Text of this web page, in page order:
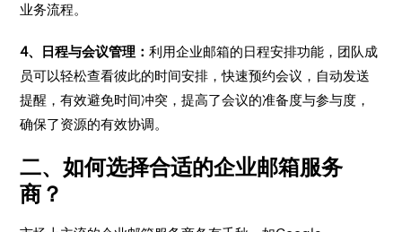
业务流程。
4、日程与会议管理：利用企业邮箱的日程安排功能，团队成
员可以轻松查看彼此的时间安排，快速预约会议，自动发送
提醒，有效避免时间冲突，提高了会议的准备度与参与度，
确保了资源的有效协调。
二、如何选择合适的企业邮箱服务
商？